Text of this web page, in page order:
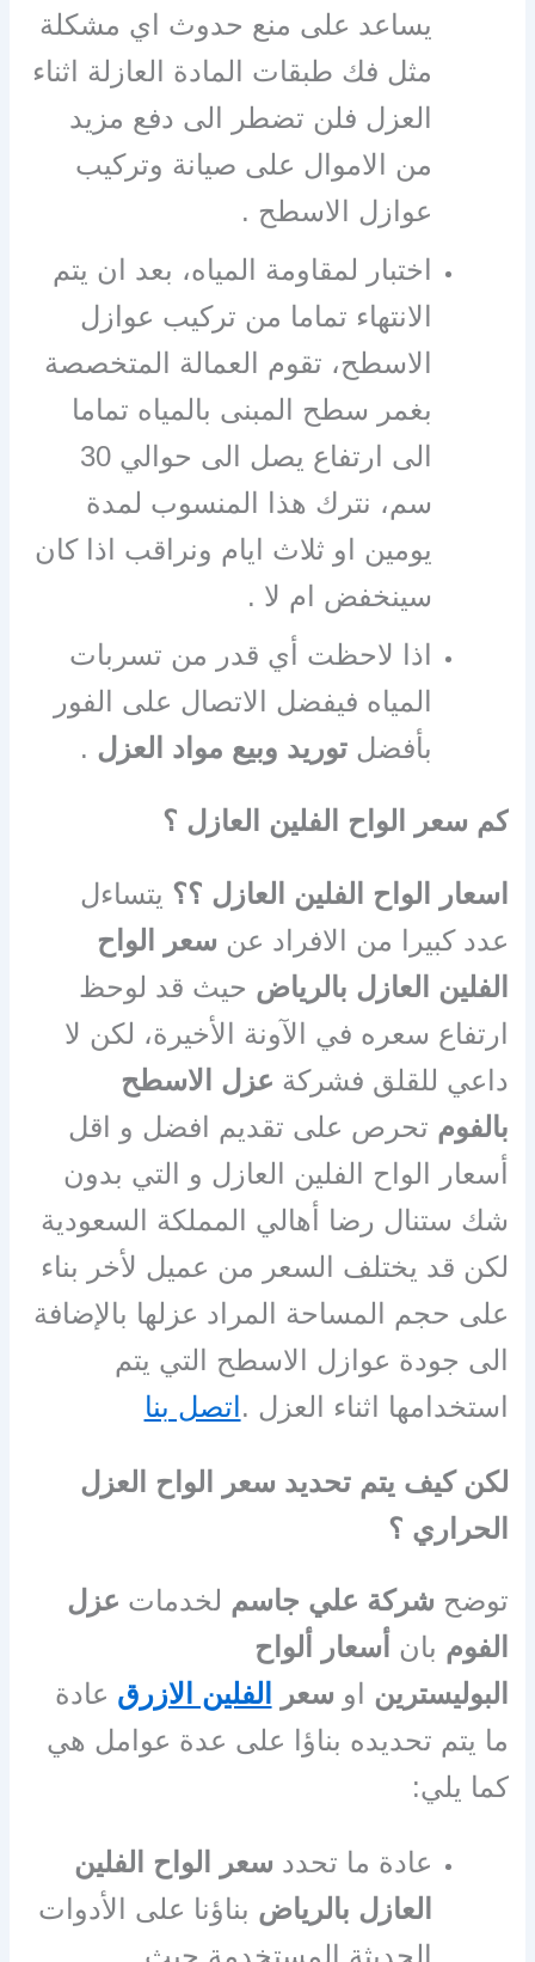
يساعد على منع حدوث اي مشكلة
مثل فك طبقات المادة العازلة اثناء
العزل فلن تضطر الى دفع مزيد
من الاموال على صيانة وتركيب
عوازل الاسطح .
اختبار لمقاومة المياه، بعد ان يتم
الانتهاء تماما من تركيب عوازل
الاسطح، تقوم العمالة المتخصصة
بغمر سطح المبنى بالمياه تماما
الى ارتفاع يصل الى حوالي 30
سم، نترك هذا المنسوب لمدة
يومين او ثلاث ايام ونراقب اذا كان
سينخفض ام لا .
اذا لاحظت أي قدر من تسربات
المياه فيفضل الاتصال على الفور
بأفضلتوريد وبيع مواد العزل .
كم سعر الواح الفلين العازل ؟
اسعار الواح الفلين العازل ؟؟ يتساءل
عدد كبيرا من الافراد عن سعر الواح
الفلين العازل بالرياض حيث قد لوحظ
ارتفاع سعره في الآونة الأخيرة، لكن لا
داعي للقلق فشركة عزل الاسطح
بالفوم تحرص على تقديم افضل و اقل
أسعار الواح الفلين العازل و التي بدون
شك ستنال رضا أهالي المملكة السعودية
لكن قد يختلف السعر من عميل لأخر بناء
على حجم المساحة المراد عزلها بالإضافة
الى جودة عوازل الاسطح التي يتم
استخدامها اثناء العزل . اتصل بنا
لكن كيف يتم تحديد سعر الواح العزل
الحراري ؟
توضح شركة علي جاسم لخدمات عزل
الفوم بان أسعار ألواح
البوليسترين او سعر الفلين الازرق عادة
ما يتم تحديده بناؤا على عدة عوامل هي
كما يلي:
عادة ما تحدد سعر الواح الفلين
العازل بالرياض بناؤنا على الأدوات
الحديثة المستخدمة حيث